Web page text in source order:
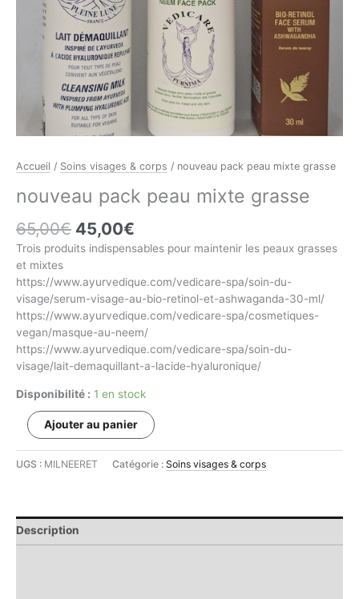
Accueil / Soins visages & corps / nouveau pack peau mixte grasse
nouveau pack peau mixte grasse
65,00€ Le
prix
était :
65,00€.
45,00€
prix
est :
45,00€.
Trois produits indispensables pour maintenir les peaux grasses
et mixtes
https://www.ayurvedique.com/vedicare-spa/soin-du-
visage/serum-visage-au-bio-retinol-et-ashwaganda-30-ml/
https://www.ayurvedique.com/vedicare-spa/cosmetiques-
vegan/masque-au-neem/
https://www.ayurvedique.com/vedicare-spa/soin-du-
visage/lait-demaquillant-a-lacide-hyaluronique/
Disponibilité : 1 en stock
quantité
nouveau
pack
grasse
Ajouter au panier
UGS : MILNEERET Catégorie : Soins visages & corps
Description